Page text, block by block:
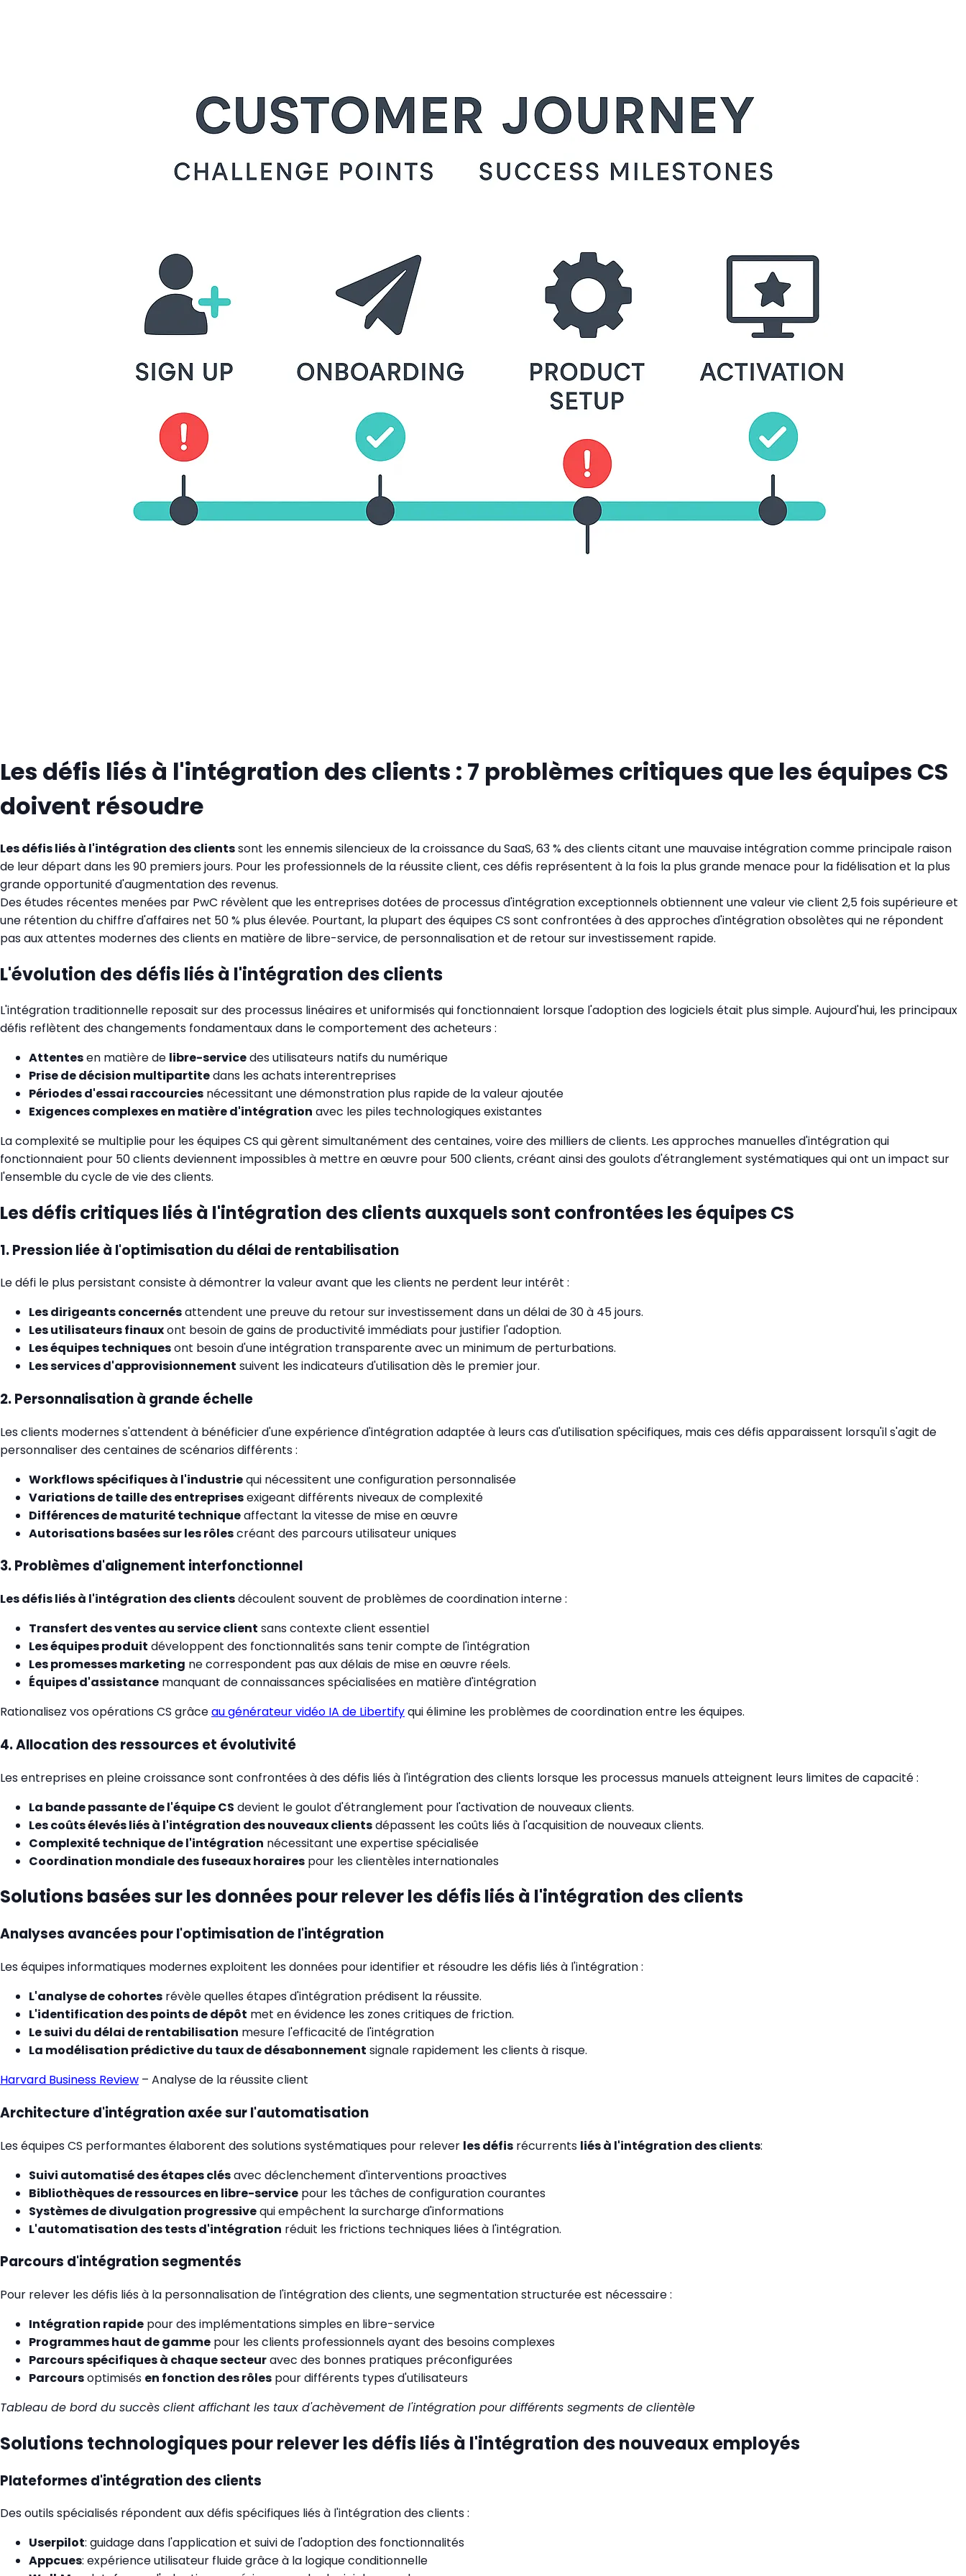
Les défis liés à l'intégration des clients : 7 problèmes critiques que les équipes CS
doivent résoudre
Les défis liés à l'intégration des clientssont les ennemis silencieux de la croissance du SaaS, 63 % des clients citant une mauvaise intégration comme principale raison
de leur départ dans les 90 premiers jours. Pour les professionnels de la réussite client, ces défis représentent à la fois la plus grande menace pour la fidélisation et la plus
grande opportunité d'augmentation des revenus.
Des études récentes menées par PwC révèlent que les entreprises dotées de processus d'intégration exceptionnels obtiennent une valeur vie client 2,5 fois supérieure et
une rétention du chiffre d'affaires net 50 % plus élevée. Pourtant, la plupart des équipes CS sont confrontées à des approches d'intégration obsolètes qui ne répondent
pas aux attentes modernes des clients en matière de libre-service, de personnalisation et de retour sur investissement rapide.
L'évolution des défis liés à l'intégration des clients
L'intégration traditionnelle reposait sur des processus linéaires et uniformisés qui fonctionnaient lorsque l'adoption des logiciels était plus simple. Aujourd'hui, les principaux
défis reflètent des changements fondamentaux dans le comportement des acheteurs :
Attentesen matière de libre-servicedes utilisateurs natifs du numérique
Prise de décision multipartitedans les achats interentreprises
Périodes d'essai raccourcies nécessitant une démonstration plus rapide de la valeur ajoutée
Exigences complexes en matière d'intégration avec les piles technologiques existantes
La complexité se multiplie pour les équipes CS qui gèrent simultanément des centaines, voire des milliers de clients. Les approches manuelles d'intégration qui
fonctionnaient pour 50 clients deviennent impossibles à mettre en œuvre pour 500 clients, créant ainsi des goulots d'étranglement systématiques qui ont un impact sur
l'ensemble du cycle de vie des clients.
Les défis critiques liés à l'intégration des clients auxquels sont confrontées les équipes CS
1. Pression liée à l'optimisation du délai de rentabilisation
Le défi le plus persistant consiste à démontrer la valeur avant que les clients ne perdent leur intérêt :
Les dirigeants concernésattendent une preuve du retour sur investissement dans un délai de 30 à 45 jours.
Les utilisateurs finauxont besoin de gains de productivité immédiats pour justifier l'adoption.
Les équipes techniquesont besoin d'une intégration transparente avec un minimum de perturbations.
Les services d'approvisionnement suivent les indicateurs d'utilisation dès le premier jour.
2. Personnalisation à grande échelle
Les clients modernes s'attendent à bénéficier d'une expérience d'intégration adaptée à leurs cas d'utilisation spécifiques, mais ces défis apparaissent lorsqu'il s'agit de
personnaliser des centaines de scénarios différents :
Workflows spécifiques à l'industriequi nécessitent une configuration personnalisée
Variations de taille des entreprisesexigeant différents niveaux de complexité
Différences de maturité techniqueaffectant la vitesse de mise en œuvre
Autorisations basées sur les rôlescréant des parcours utilisateur uniques
3. Problèmes d'alignement interfonctionnel
Les défis liés à l'intégration des clientsdécoulent souvent de problèmes de coordination interne :
Transfert des ventes au service client sans contexte client essentiel
Les équipes produit développent des fonctionnalités sans tenir compte de l'intégration
Les promesses marketing ne correspondent pas aux délais de mise en œuvre réels.
Équipes d'assistance manquant de connaissances spécialisées en matière d'intégration
Rationalisez vos opérations CS grâceau générateur vidéo IA de Libertifyqui élimine les problèmes de coordination entre les équipes.
4. Allocation des ressources et évolutivité
Les entreprises en pleine croissance sont confrontées à des défis liés à l'intégration des clients lorsque les processus manuels atteignent leurs limites de capacité :
La bande passante de l'équipe CS devient le goulot d'étranglement pour l'activation de nouveaux clients.
Les coûts élevés liés à l'intégration des nouveaux clientsdépassent les coûts liés à l'acquisition de nouveaux clients.
Complexité technique de l'intégration nécessitant une expertise spécialisée
Coordination mondiale des fuseaux horaires pour les clientèles internationales
Solutions basées sur les données pour relever les défis liés à l'intégration des clients
Analyses avancées pour l'optimisation de l'intégration
Les équipes informatiques modernes exploitent les données pour identifier et résoudre les défis liés à l'intégration :
L'analyse de cohortes révèle quelles étapes d'intégration prédisent la réussite.
L'identification des points de dépôt met en évidence les zones critiques de friction.
Le suivi du délai de rentabilisation mesure l'efficacité de l'intégration
La modélisation prédictive du taux de désabonnement signale rapidement les clients à risque.
Harvard Business Review – Analyse de la réussite client
Architecture d'intégration axée sur l'automatisation
Les équipes CS performantes élaborent des solutions systématiques pour relever les défis récurrents liés à l'intégration des clients:
Suivi automatisé des étapes clésavec déclenchement d'interventions proactives
Bibliothèques de ressources en libre-service pour les tâches de configuration courantes
Systèmes de divulgation progressivequi empêchent la surcharge d'informations
L'automatisation des tests d'intégration réduit les frictions techniques liées à l'intégration.
Parcours d'intégration segmentés
Pour relever les défis liés à la personnalisation de l'intégration des clients, une segmentation structurée est nécessaire :
Intégration rapide pour des implémentations simples en libre-service
Programmes haut de gamme pour les clients professionnels ayant des besoins complexes
Parcours spécifiques à chaque secteuravec des bonnes pratiques préconfigurées
Parcoursoptimisés en fonction des rôles pour différents types d'utilisateurs
Tableau de bord du succès client affichant les taux d'achèvement de l'intégration pour différents segments de clientèle
Solutions technologiques pour relever les défis liés à l'intégration des nouveaux employés
Plateformes d'intégration des clients
Des outils spécialisés répondent aux défis spécifiques liés à l'intégration des clients :
Userpilot: guidage dans l'application et suivi de l'adoption des fonctionnalités
Appcues: expérience utilisateur fluide grâce à la logique conditionnelle